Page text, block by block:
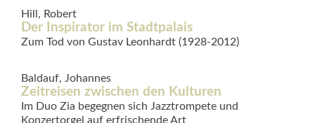
Hill, Robert
Der Inspirator im Stadtpalais
Zum Tod von Gustav Leonhardt (1928-2012)
Baldauf, Johannes
Zeitreisen zwischen den Kulturen
Im Duo Zia begegnen sich Jazztrompete und
Konzertorgel auf erfrischende Art